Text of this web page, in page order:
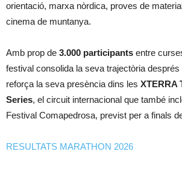
orientació, marxa nòrdica, proves de
cinema de muntanya.
Amb prop de 3.000 participants entre
festival consolida la seva trajectòria
reforça la seva presència dins les XTERRA
Series, el circuit internacional que també
Festival Comapedrosa, previst per a finals
RESULTATS MARATHON 2026